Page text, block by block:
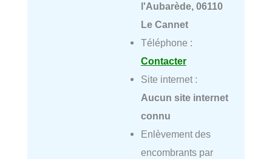
l'Aubarède, 06110
Le Cannet
Téléphone :
Contacter
Site internet :
Aucun site internet
connu
Enlèvement des
encombrants par